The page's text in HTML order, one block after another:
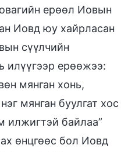
ерөөл Иовын
Иовд юу хайрласан
сүүлчийн
илүүгээр ерөөжээ:
мянган хонь,
мянган буулгат хос
илжигтэй байлаа”
өнцгөөс бол Иовд